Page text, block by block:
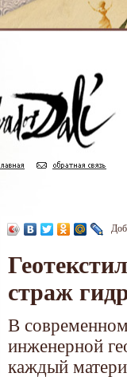
страж
В
инженерной
каждый